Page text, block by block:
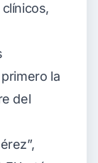
la
del